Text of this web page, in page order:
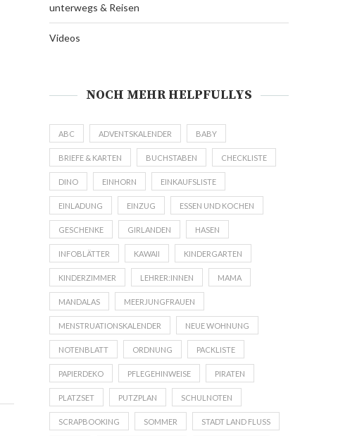
unterwegs & Reisen
Videos
NOCH MEHR HELPFULLYS
ABC ADVENTSKALENDER BABY
BRIEFE & KARTEN BUCHSTABEN CHECKLISTE
DINO EINHORN EINKAUFSLISTE
EINLADUNG EINZUG ESSEN UND KOCHEN
GESCHENKE GIRLANDEN HASEN
INFOBLÄTTER KAWAII KINDERGARTEN
KINDERZIMMER LEHRER:INNEN MAMA
MANDALAS MEERJUNGFRAUEN
MENSTRUATIONSKALENDER NEUE WOHNUNG
NOTENBLATT ORDNUNG PACKLISTE
PAPIERDEKO PFLEGEHINWEISE PIRATEN
PLATZSET PUTZPLAN SCHULNOTEN
SCRAPBOOKING SOMMER STADT LAND FLUSS